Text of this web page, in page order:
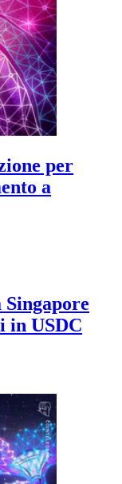
per
a
Singapore
in USDC